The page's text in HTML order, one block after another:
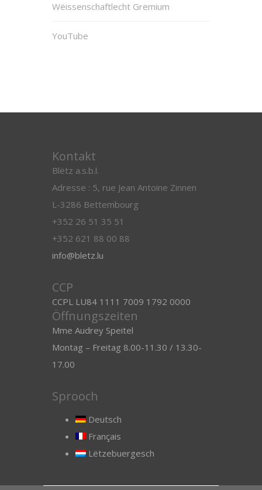
Wëissenschaftlecht Gremium
YouTube
Kontakt
Blëtz a.s.b.l.
Adresse : 5, rue Jean Antoine Zinnen
L-3286 Bettembourg
+352 26 51 35 51
+352 621 88 00 88
info@bletz.lu
CCP
CCPL LU84 1111 7009 1792 0000
Öffnungszeiten
Mme Audrey Speitel
Montag – Freitag 8.00-11.30 / 13.30-
17.00
Sprooch
Deutsch
Français
Lëtzebuergesch